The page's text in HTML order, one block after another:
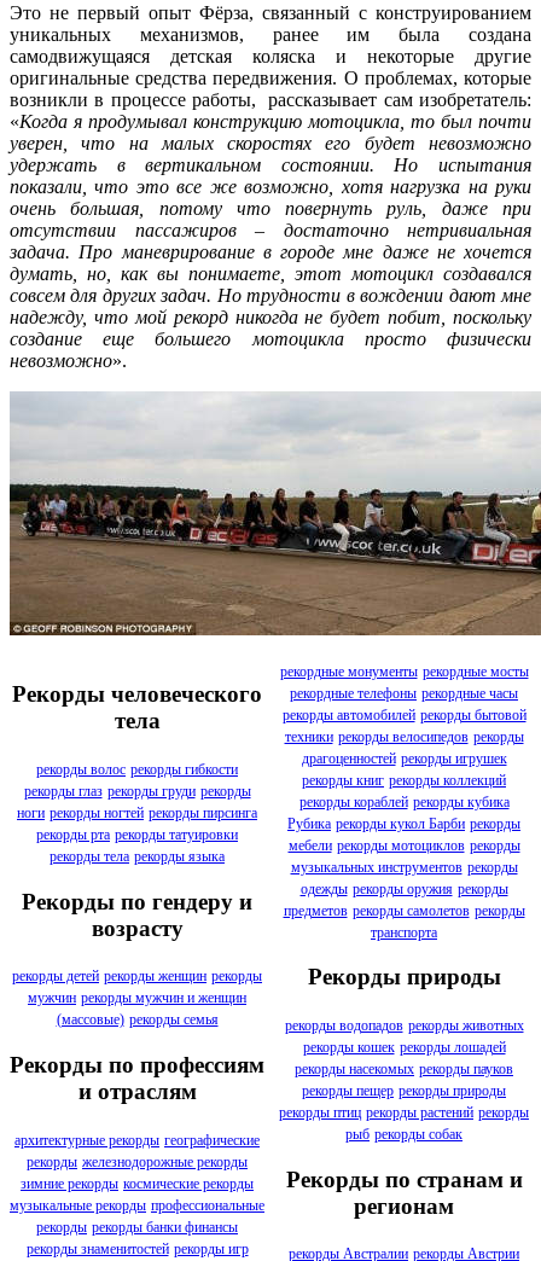
Это не первый опыт Фёрза, связанный с конструированием
уникальных механизмов, ранее им была создана
самодвижущаяся детская коляска и некоторые другие
оригинальные средства передвижения. О проблемах, которые
возникли в процессе работы, рассказывает сам изобретатель:
«Когда я продумывал конструкцию мотоцикла, то был почти
уверен, что на малых скоростях его будет невозможно
удержать в вертикальном состоянии. Но испытания
показали, что это все же возможно, хотя нагрузка на руки
очень большая, потому что повернуть руль, даже при
отсутствии пассажиров – достаточно нетривиальная
задача. Про маневрирование в городе мне даже не хочется
думать, но, как вы понимаете, этот мотоцикл создавался
совсем для других задач. Но трудности в вождении дают мне
надежду, что мой рекорд никогда не будет побит, поскольку
создание еще большего мотоцикла просто физически
невозможно».
Рекорды человеческого
тела
рекорды волос рекорды гибкости
рекорды глаз рекорды груди рекорды
ноги рекорды ногтей рекорды пирсинга
рекорды рта рекорды татуировки
рекорды тела рекорды языка
Рекорды по гендеру и
возрасту
рекорды детей рекорды женщин рекорды
мужчин рекорды мужчин и женщин
(массовые) рекорды семья
Рекорды по профессиям
и отраслям
архитектурные рекорды географические
рекорды железнодорожные рекорды
зимние рекорды космические рекорды
музыкальные рекорды профессиональные
рекорды рекорды банки финансы
рекорды знаменитостей рекорды игр
рекордные монументы рекордные мосты
рекордные телефоны рекордные часы
рекорды автомобилей рекорды бытовой
техники рекорды велосипедов рекорды
драгоценностей рекорды игрушек
рекорды книг рекорды коллекций
рекорды кораблей рекорды кубика
Рубика рекорды кукол Барби рекорды
мебели рекорды мотоциклов рекорды
музыкальных инструментов рекорды
одежды рекорды оружия рекорды
предметов рекорды самолетов рекорды
транспорта
Рекорды природы
рекорды водопадов рекорды животных
рекорды кошек рекорды лошадей
рекорды насекомых рекорды пауков
рекорды пещер рекорды природы
рекорды птиц рекорды растений рекорды
рыб рекорды собак
Рекорды по странам и
регионам
рекорды Австралии рекорды Австрии